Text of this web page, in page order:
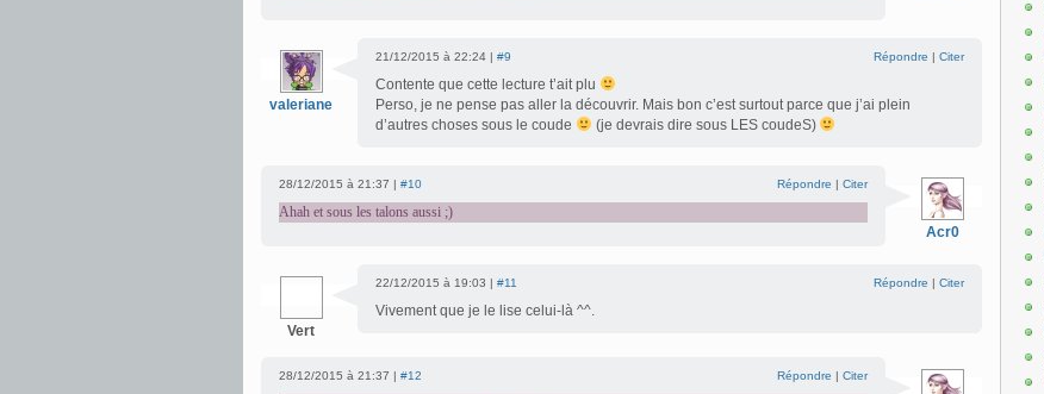
valeriane
21/12/2015 à 22:24 | #9 Répondre | Citer
Contente que cette lecture t’ait plu
Perso, je ne pense pas aller la découvrir. Mais bon c’est surtout parce que j’ai plein
d’autres choses sous le coude
(je devrais dire sous LES coudeS)
Acr0
28/12/2015 à 21:37 | #10 Répondre | Citer
Ahah et sous les talons aussi ;)
Vert
22/12/2015 à 19:03 | #11 Répondre | Citer
Vivement que je le lise celui-là ^^.
28/12/2015 à 21:37 | #12 Répondre | Citer